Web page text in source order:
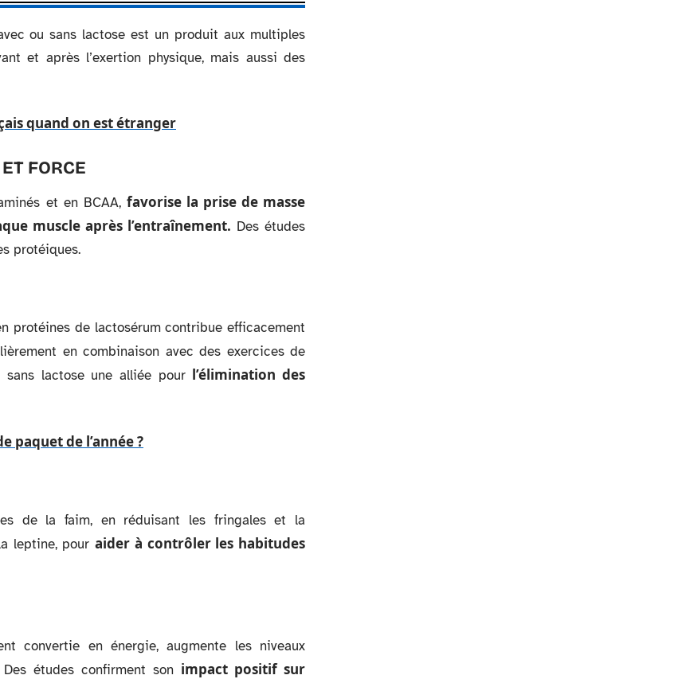
ou sans lactose est un produit aux multiples
et après l’exertion physique, mais aussi des
quand on est étranger
FORCE
et en BCAA, favorise la prise de masse
muscle après l’entraînement. Des études
protéiques.
protéines de lactosérum contribue efficacement
en combinaison avec des exercices de
lactose une alliée pour l’élimination des
paquet de l’année ?
de la faim, en réduisant les fringales et la
leptine, pouraider à contrôler les habitudes
convertie en énergie, augmente les niveaux
Des études confirment son impact positif sur